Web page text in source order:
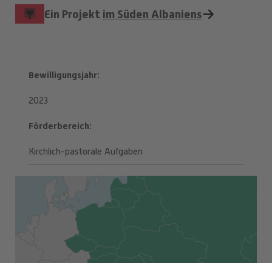
Ein Projekt im Süden Albaniens
Bewilligungsjahr
2023
Förderbereich
Kirchlich-pastorale Aufgaben